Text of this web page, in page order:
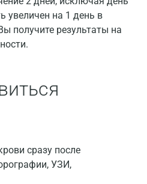
увеличен на 1 день в
получите результаты на
сразу после
УЗИ,